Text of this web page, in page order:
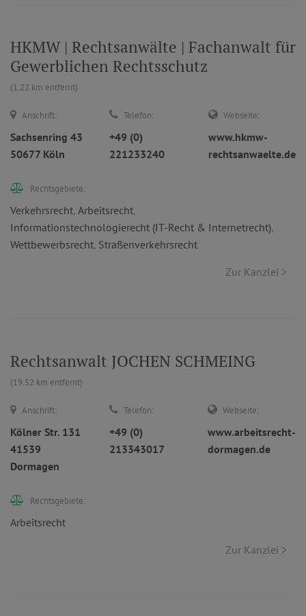
HKMW | Rechtsanwälte | Fachanwalt für
Gewerblichen Rechtsschutz
(1.22 km entfernt)
Anschrift:
Sachsenring 43
50677 Köln
Telefon:
+49 (0)
221233240
Webseite:
www.hkmw-
rechtsanwaelte.de
Rechtsgebiete:
Verkehrsrecht, Arbeitsrecht,
Informationstechnologierecht (IT-Recht & Internetrecht),
Wettbewerbsrecht, Straßenverkehrsrecht
Zur Kanzlei >
Rechtsanwalt JOCHEN SCHMEING
(19.52 km entfernt)
Anschrift:
Kölner Str. 131
41539
Dormagen
Telefon:
+49 (0)
213343017
Webseite:
www.arbeitsrecht-
dormagen.de
Rechtsgebiete:
Arbeitsrecht
Zur Kanzlei >